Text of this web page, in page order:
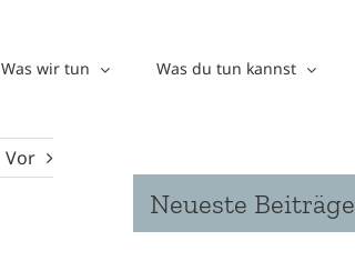
Was wir tun Was du tun kannst
Vor
Neueste Beiträge